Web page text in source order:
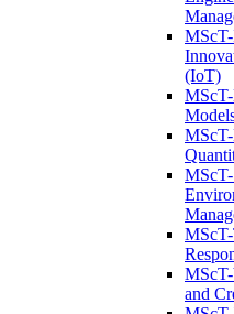
(IoT)
and